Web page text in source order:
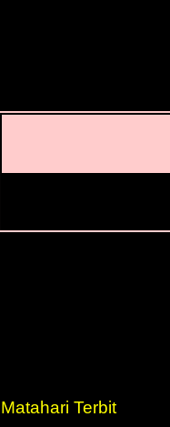
Matahari Terbit